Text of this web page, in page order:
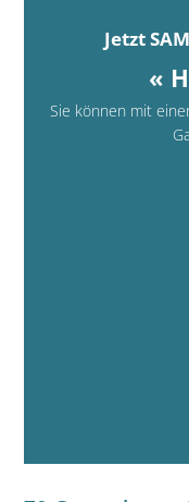
Jetzt
«
Sie können mit